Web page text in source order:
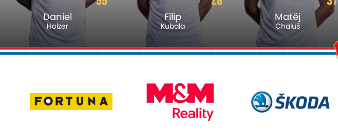
Daniel
Holzer
Filip
Kubala
Matěj
Chaluš